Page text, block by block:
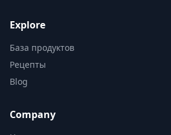
Explore
База продуктов
Рецепты
Blog
Company